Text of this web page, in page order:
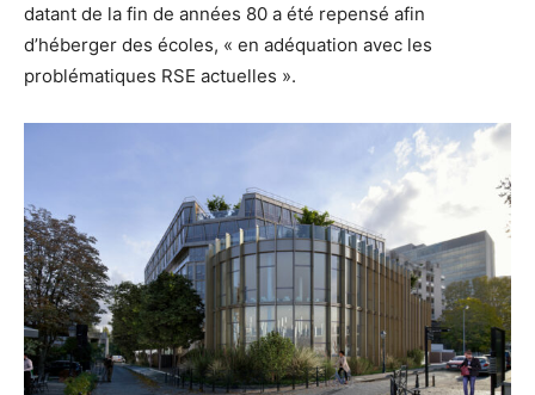
datant de la fin de années 80 a été repensé afin
d’héberger des écoles, « en adéquation avec les
problématiques RSE actuelles ».